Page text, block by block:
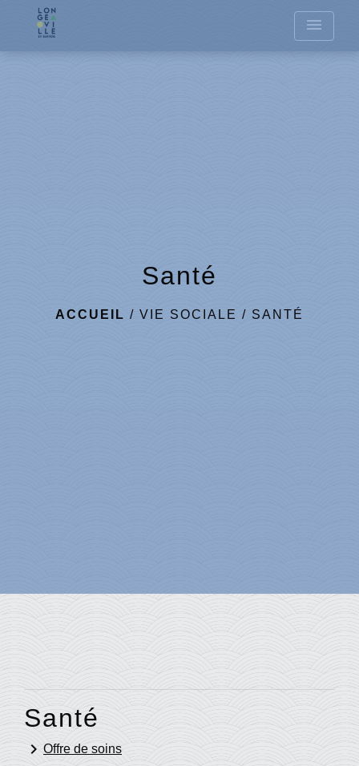
menu
Santé
ACCUEIL / VIE SOCIALE / SANTÉ
Santé
keyboard_arrow_right Offre de soins